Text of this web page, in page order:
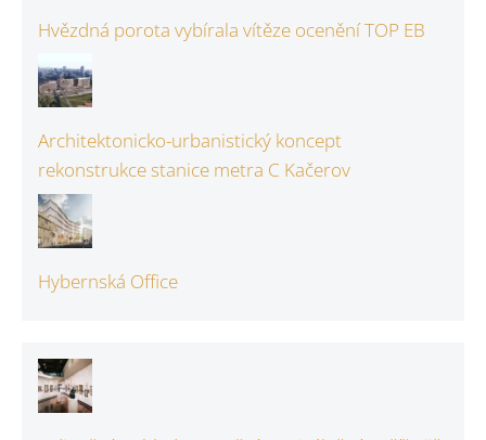
Hvězdná porota vybírala vítěze ocenění TOP EB
Architektonicko-urbanistický koncept
rekonstrukce stanice metra C Kačerov
Hybernská Office